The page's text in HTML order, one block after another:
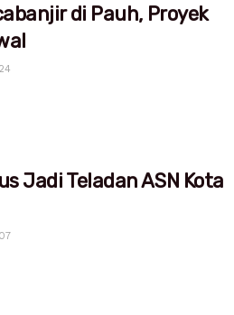
di Pauh, Proyek
Jadi Teladan ASN Kota